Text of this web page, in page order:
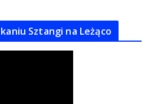
Sztangi na Leżąco